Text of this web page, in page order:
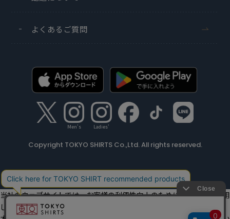
よくあるご質問
Men's Ladies'
Copyright TOKYO SHIRTS Co.,Ltd. All rights reserved.
当社のウェブサイトでは、お客様の利便性向上のためにクッキーを利用
しています。